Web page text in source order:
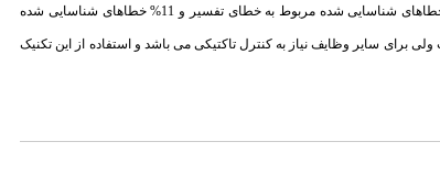
یافته ها: بر اساس نتایج این تحقیق45% خطاهای شناسایی شده مربوط به خطای اجرا، 22% خطای مشاهده، 22% خطاهای شناسایی شده مربوط به خطای تفسیر و 11% خطاهای شناسایی شده
برای سایر وظایف نیاز به کنترل تاکتیکی می باشد و استفاده از این تکنیک